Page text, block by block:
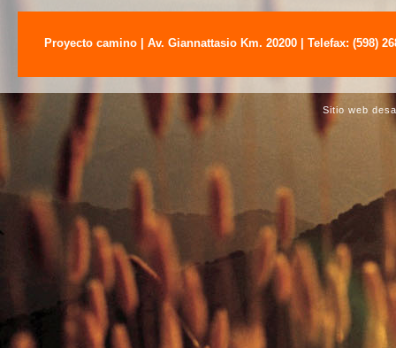
Proyecto camino | Av. Giannattasio Km. 20200 | Telefax: (598)
Sitio web